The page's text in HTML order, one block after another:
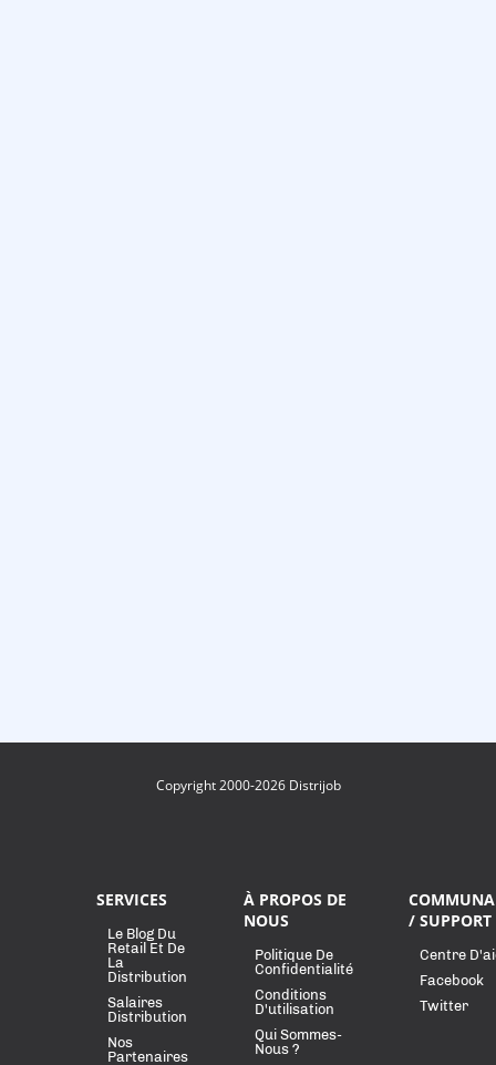
Copyright 2000-2026 Distrijob
SERVICES
Le Blog Du
Retail Et De
La
Distribution
Salaires
Distribution
Nos
Partenaires
À PROPOS DE
NOUS
Politique De
Confidentialité
Conditions
D'utilisation
Qui Sommes-
Nous ?
/ SUPPORT
Centre
Facebook
Twitter